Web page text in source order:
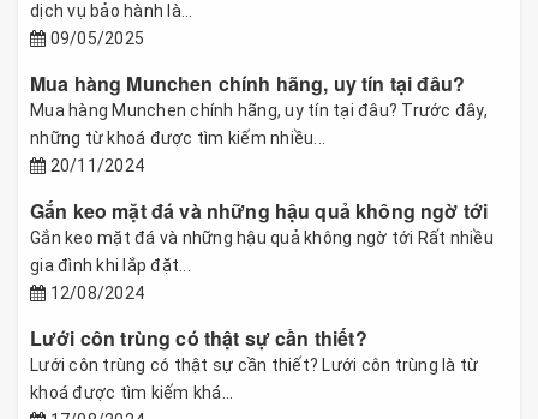
dịch vụ bảo hành là...
09/05/2025
Mua hàng Munchen chính hãng, uy tín tại đâu?
Mua hàng Munchen chính hãng, uy tín tại đâu? Trước đây,
những từ khoá được tìm kiếm nhiều...
20/11/2024
Gắn keo mặt đá và những hậu quả không ngờ tới
Gắn keo mặt đá và những hậu quả không ngờ tới Rất nhiều
gia đình khi lắp đặt...
12/08/2024
Lưới côn trùng có thật sự cần thiết?
Lưới côn trùng có thật sự cần thiết? Lưới côn trùng là từ
khoá được tìm kiếm khá...